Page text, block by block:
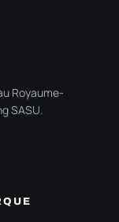
Royaume-
SASU.